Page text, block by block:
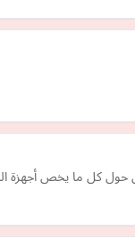
حول كل ما يخص أجهزة